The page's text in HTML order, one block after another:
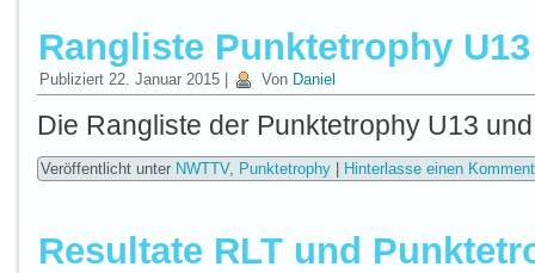
Rangliste Punktetrophy
Publiziert 22. Januar 2015 Von Daniel
Die Rangliste der Punktetrophy U13
Veröffentlicht unter NWTTV, Punktetrophy Hinterlasse einen
Resultate RLT und